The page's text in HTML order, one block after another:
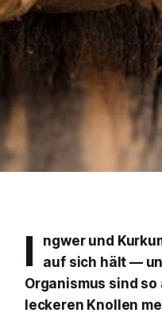
I
ngwer und
auf sich hält —
Organismus sind
leckeren Knollen